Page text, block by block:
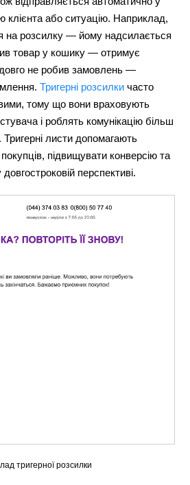
клієнта або ситуацію. Наприклад,
на розсилку — йому надсилається
товар у кошику — отримує
не робив замовлень —
Тригерні розсилки часто
тому що вони враховують
і роблять комунікацію більш
листи допомагають
підвищувати конверсію та
перспективі.
тригерної розсилки